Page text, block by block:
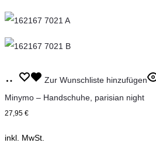
Optionen
können
der
Produktseite
gewählt
Ausführung
wählen
Dieses
Zur Wunschliste hinzufügen
Minymo – Handschuhe, parisian night
27,95 €
inkl. MwSt.